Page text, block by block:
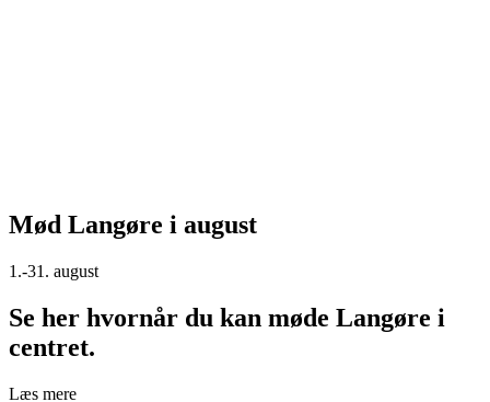
Mød Langøre i august
1.-31. august
Se her hvornår du kan møde Langøre i
centret.
Læs mere